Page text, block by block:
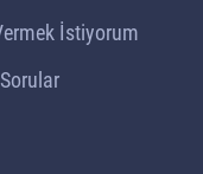
İstiyorum